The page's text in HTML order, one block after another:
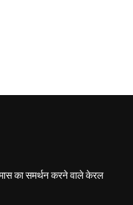
का समर्थन करने वाले केरल